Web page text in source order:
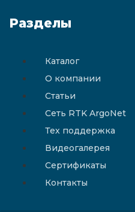
Разделы
Каталог
О компании
Статьи
Сеть RTK ArgoNet
Тех поддержка
Видеогалерея
Сертификаты
Контакты